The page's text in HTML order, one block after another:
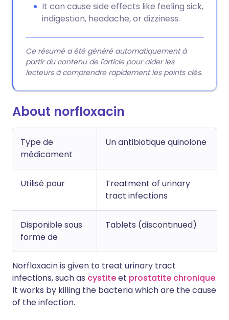
It can cause side effects like feeling sick,
indigestion, headache, or dizziness.
Ce résumé a été généré automatiquement à
partir du contenu de l'article pour aider les
lecteurs à comprendre rapidement les points clés.
About norfloxacin
Type de
médicament
Un antibiotique quinolone
Utilisé pour
Treatment of urinary
tract infections
Disponible sous
forme de
Tablets (discontinued)
Norfloxacin is given to treat urinary tract
infections, such as cystiteet prostatite chronique.
It works by killing the bacteria which are the cause
of the infection.